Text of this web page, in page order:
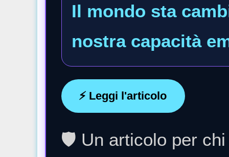
Il mondo sta
nostra capacità
⚡ Leggi l'articolo
🛡️ Un articolo per